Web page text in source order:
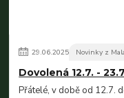
29.06.2025 Novinky z
Dovolená 12.7. -
Přátelé, v době od 12.7.